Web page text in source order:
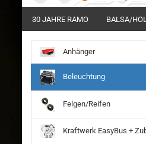
30 JAHRE RAMO BALSA/
Anhänger
Beleuchtung
Felgen/Reifen
Kraftwerk EasyBus +